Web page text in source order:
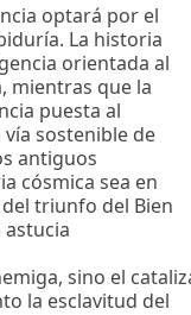
optará por el
La historia
orientada al
mientras que la
puesta al
sostenible de
antiguos
cósmica sea en
triunfo del Bien
astucia
sino el
la esclavitud del